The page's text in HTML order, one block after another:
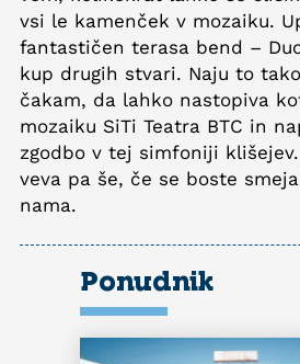
vsi le kamenček v mozaiku.
fantastičen terasa bend –
kup drugih stvari. Naju to
čakam, da lahko nastopiva
mozaiku SiTi Teatra BTC in
zgodbo v tej simfoniji
veva pa še, če se boste
nama.
Ponudnik